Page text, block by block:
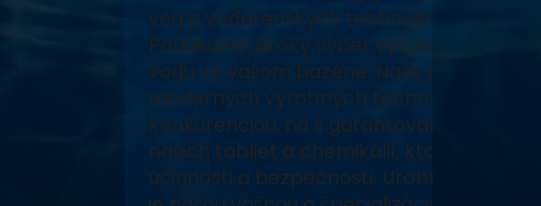
vôd a vodárenských technológií a
Ponúkame široký výber vysoko
vodu vo vašom bazéne. Naše produkty,
moderných výrobných technológiách,
konkurenciou, no s garantovaným
našich tabliet a chemikálií, ktoré prešli
účinnosti a bezpečnosti. Urobte z vášho